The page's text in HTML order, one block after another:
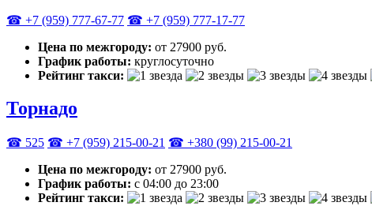
☎ +7 (959) 777-67-77 ☎ +7 (959) 777-17-77
Цена по межгороду: от 27900 руб.
График работы: круглосуточно
Рейтинг такси:
Торнадо
☎ 525 ☎ +7 (959) 215-00-21 ☎ +380 (99) 215-00-21
Цена по межгороду: от 27900 руб.
График работы: с 04:00 до 23:00
Рейтинг такси: